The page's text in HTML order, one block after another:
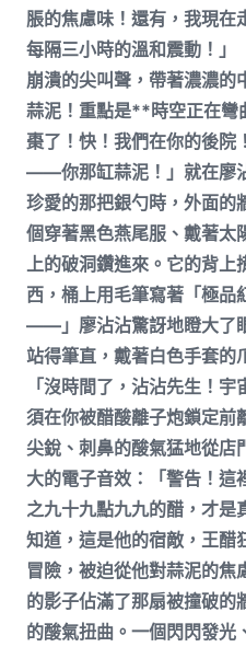
脹的焦慮味！還有，我現在
每隔三小時的溫和震動！
崩潰的尖叫聲，帶著濃濃的
蒜泥！重點是**時空正在
棗了！快！我們在你的後院
——你那缸蒜泥！」就在廖
珍愛的那把銀勺時，外面的
個穿著黑色燕尾服、戴著太
上的破洞鑽進來。它的背
西，桶上用毛筆寫著「極品
——」廖沾沾驚訝地瞪大了
站得筆直，戴著白色手套的
「沒時間了，沾沾先生！
須在你被醋酸離子炮鎖定前
尖銳、刺鼻的酸氣猛地從店
大的電子音效：「警告！這
之九十九點九九的醋，才是
知道，這是他的宿敵，王醋
冒險，被迫從他對蒜泥的焦
的影子佔滿了那扇被撞破的
的酸氣扭曲。一個閃閃發光